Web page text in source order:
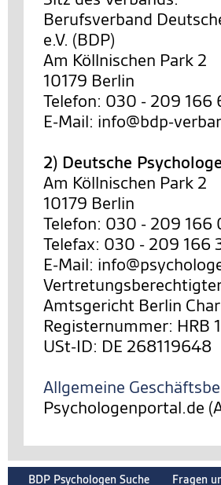
Berufsverband
e.V. (BDP)
Am Köllnischen Park 2
10179 Berlin
Telefon: 030 - 209 166
E-Mail: info@bdp-
2) Deutsche
Am Köllnischen Park 2
10179 Berlin
Telefon: 030 - 209 166
Telefax: 030 - 209 166
E-Mail:
Amtsgericht Berlin
Registernummer: HRB
USt-ID: DE 268119648
Allgemeine
Psychologenportal.de
BDP Psychologen Suche Fragen